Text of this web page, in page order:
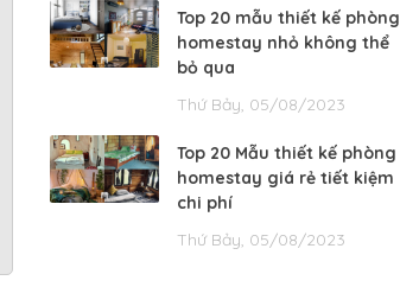
Top 20 mẫu thiết kế phòng
homestay nhỏ không thể
bỏ qua
Thứ Bảy, 05/08/2023
Top 20 Mẫu thiết kế phòng
homestay giá rẻ tiết kiệm
chi phí
Thứ Bảy, 05/08/2023